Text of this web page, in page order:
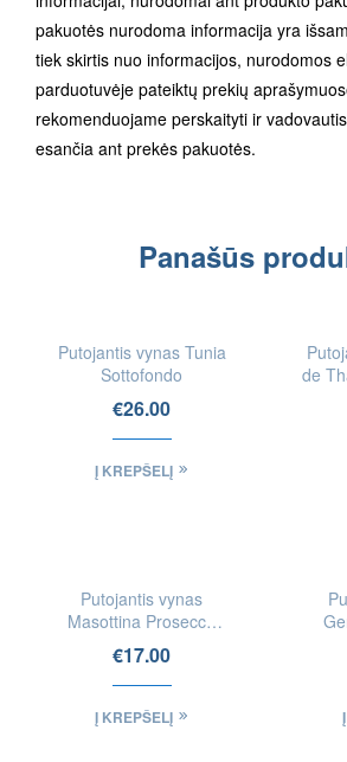
pakuotės nurodoma informacija yra
tiek skirtis nuo informacijos, nurodomos
parduotuvėje pateiktų prekių
rekomenduojame perskaityti ir
esančia ant prekės pakuotės.
Panašūs
Putojantis vynas Tunia
Sottofondo
€26.00
Į KREPŠELĮ
de
Putojantis vynas
Masottina Prosecco
Viaventi Extra Brut
DOC
€17.00
Į KREPŠELĮ